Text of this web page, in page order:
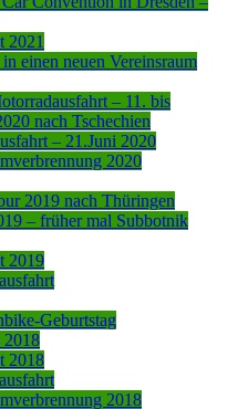
2021
einen neuen Vereinsraum
– 11. bis
nach Tschechien
– 21.Juni 2020
2020
2019 nach Thüringen
– früher mal Subbotnik
2019
Geburtstag
2018
2018
2018